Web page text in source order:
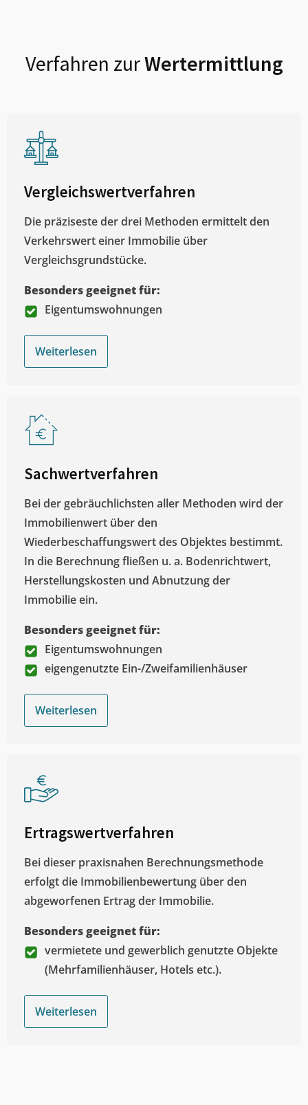
Verfahren zurWertermittlung
Vergleichswertverfahren
Die präziseste der drei Methoden ermittelt den
Verkehrswert einer Immobilie über
Vergleichsgrundstücke.
Besonders geeignet für:
Eigentumswohnungen
Weiterlesen
Sachwertverfahren
Bei der gebräuchlichsten aller Methoden wird der
Immobilienwert über den
Wiederbeschaffungswert des Objektes bestimmt.
In die Berechnung fließen u. a. Bodenrichtwert,
Herstellungskosten und Abnutzung der
Immobilie ein.
Besonders geeignet für:
Eigentumswohnungen
eigengenutzte Ein-/Zweifamilienhäuser
Weiterlesen
Ertragswertverfahren
Bei dieser praxisnahen Berechnungsmethode
erfolgt die Immobilienbewertung über den
abgeworfenen Ertrag der Immobilie.
Besonders geeignet für:
vermietete und gewerblich genutzte Objekte
(Mehrfamilienhäuser, Hotels etc.).
Weiterlesen